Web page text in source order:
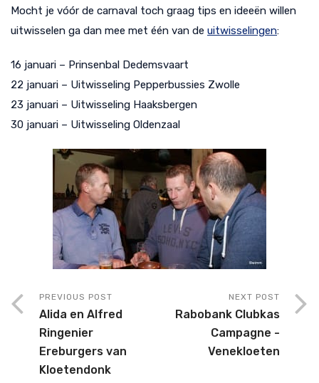
Mocht je vóór de carnaval toch graag tips en ideeën willen
uitwisselen ga dan mee met één van de uitwisselingen:
16 januari – Prinsenbal Dedemsvaart
22 januari – Uitwisseling Pepperbussies Zwolle
23 januari – Uitwisseling Haaksbergen
30 januari – Uitwisseling Oldenzaal
PREVIOUS POST
Alida en Alfred
Ringenier
Ereburgers van
Kloetendonk
NEXT POST
Rabobank Clubkas
Campagne -
Venekloeten